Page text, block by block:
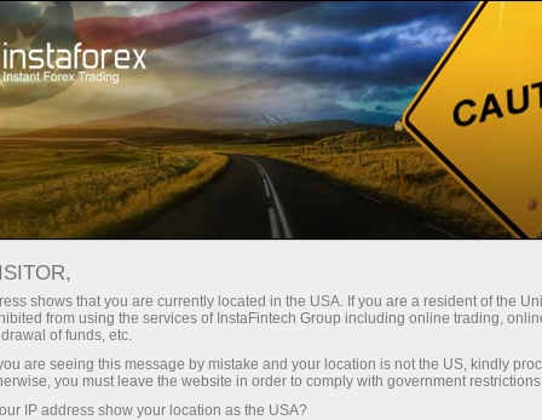
سرمایہ کاروں کے لیے پی اے ایم ایم سسٹم
مو نیٹرنگ
ماریکس مانیٹرنگ / نگرانی
تجارتی اکاؤنٹ کھولیں
shows that you are currently located in the USA. If you are a resident of the
from using the services of InstaFintech Group including online trading,
of funds, etc.
are seeing this message by mistake and your location is not the US, kindly
you must leave the website in order to comply with government
IP address show your location as the USA?